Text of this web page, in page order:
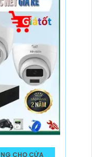
CHO CỬA